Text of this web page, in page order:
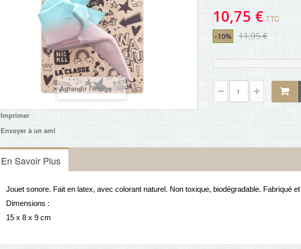
Agrandir l'image
Imprimer
Envoyer à un ami
10,75 € TTC
-10% 11,95 €
En Savoir Plus
Jouet sonore. Fait en latex, avec colorant naturel. Non toxique, biodégradable. Fabriqué
Dimensions :
15 x 8 x 9 cm